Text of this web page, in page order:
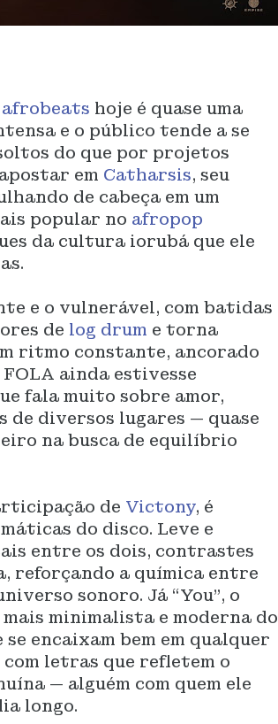
afrobeats hoje é quase uma
e o público tende a se
do que por projetos
em Catharsis, seu
de cabeça em um
popular no afropop
da cultura iorubá que ele
e o vulnerável, com batidas
de log drum e torna
ritmo constante, ancorado
FOLA ainda estivesse
fala muito sobre amor,
de diversos lugares — quase
na busca de equilíbrio
de Victony, é
do disco. Leve e
entre os dois, contrastes
reforçando a química entre
sonoro. Já “You”, o
minimalista e moderna do
encaixam bem em qualquer
letras que refletem o
— alguém com quem ele
longo.